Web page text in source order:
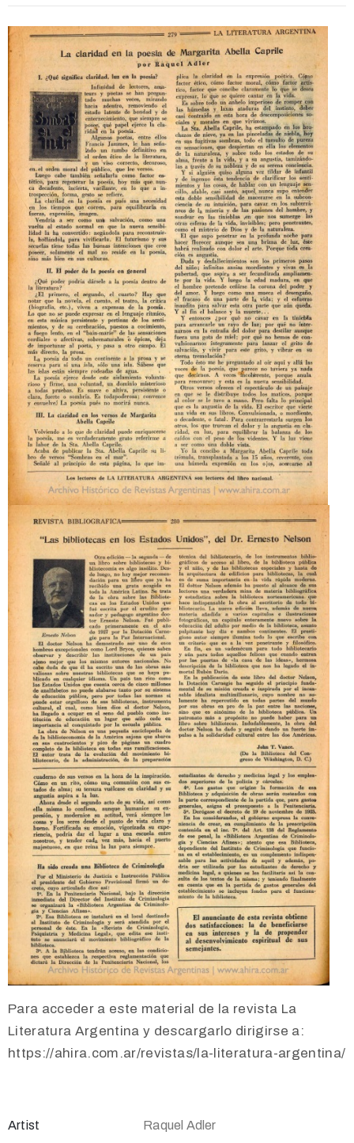
Para acceder a este material de la revista La
Literatura Argentina y descargarlo dirigirse a:
https://ahira.com.ar/revistas/la-literatura-argentina/
Artist Raquel Adler